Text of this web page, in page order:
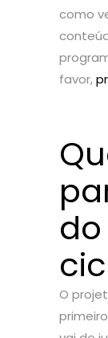
como
favor,
O